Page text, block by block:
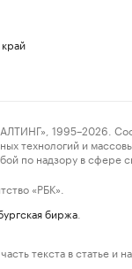
1995–2026.
технологий и
по надзору в
«РБК».
биржа
текста в статье и